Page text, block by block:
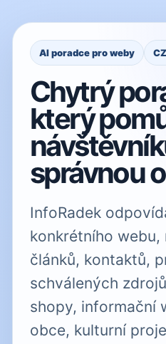
AI poradce pro weby
Chytrý
který
správnou
InfoRadek
konkrétního webu,
článků, kontaktů,
schválených
shopy, informační
obce, kulturní